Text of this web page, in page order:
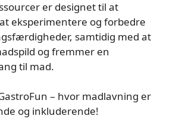
er designet til at
eksperimentere og forbedre
samtidig med at
og fremmer en
til mad.
– hvor madlavning er
og inkluderende!